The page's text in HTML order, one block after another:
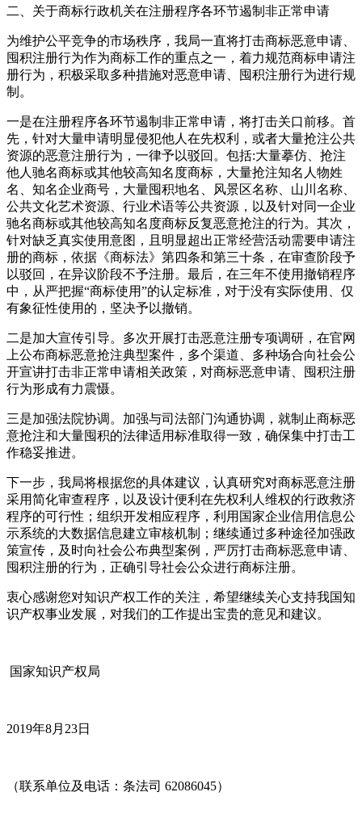
二、关于商标行政机关在注册程序各环节遏制非正常申请
为维护公平竞争的市场秩序，我局一直将打击商标恶意申请、
囤积注册行为作为商标工作的重点之一，着力规范商标申请注
册行为，积极采取多种措施对恶意申请、囤积注册行为进行规
制。
一是在注册程序各环节遏制非正常申请，将打击关口前移。首
先，针对大量申请明显侵犯他人在先权利，或者大量抢注公共
资源的恶意注册行为，一律予以驳回。包括:大量摹仿、抢注
他人驰名商标或其他较高知名度商标，大量抢注知名人物姓
名、知名企业商号，大量囤积地名、风景区名称、山川名称、
公共文化艺术资源、行业术语等公共资源，以及针对同一企业
驰名商标或其他较高知名度商标反复恶意抢注的行为。其次，
针对缺乏真实使用意图，且明显超出正常经营活动需要申请注
册的商标，依据《商标法》第四条和第三十条，在审查阶段予
以驳回，在异议阶段不予注册。最后，在三年不使用撤销程序
中，从严把握“商标使用”的认定标准，对于没有实际使用、仅
有象征性使用的，坚决予以撤销。
二是加大宣传引导。多次开展打击恶意注册专项调研，在官网
上公布商标恶意抢注典型案件，多个渠道、多种场合向社会公
开宣讲打击非正常申请相关政策，对商标恶意申请、囤积注册
行为形成有力震慑。
三是加强法院协调。加强与司法部门沟通协调，就制止商标恶
意抢注和大量囤积的法律适用标准取得一致，确保集中打击工
作稳妥推进。
下一步，我局将根据您的具体建议，认真研究对商标恶意注册
采用简化审查程序，以及设计便利在先权利人维权的行政救济
程序的可行性；组织开发相应程序，利用国家企业信用信息公
示系统的大数据信息建立审核机制；继续通过多种途径加强政
策宣传，及时向社会公布典型案例，严厉打击商标恶意申请、
囤积注册的行为，正确引导社会公众进行商标注册。
衷心感谢您对知识产权工作的关注，希望继续关心支持我国知
识产权事业发展，对我们的工作提出宝贵的意见和建议。
国家知识产权局
2019年8月23日
（联系单位及电话：条法司 62086045）